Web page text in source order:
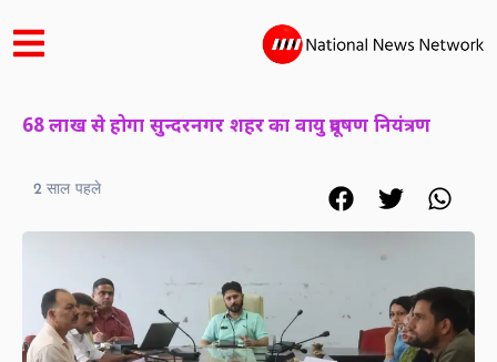
68 लाख से होगा सुन्दरनगर शहर का वायु प्रदूषण नियंत्रण
2 साल पहले